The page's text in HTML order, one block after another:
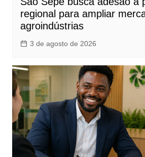
regional para ampliar
agroindústrias
3 de agosto de 2026